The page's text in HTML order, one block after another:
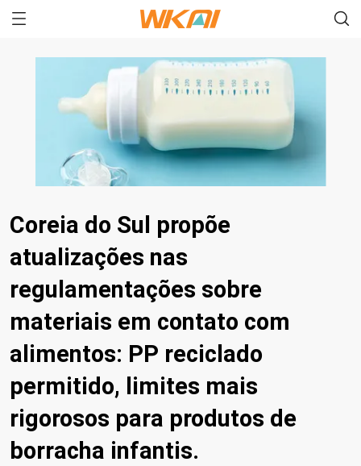
Coreia do Sul propõe
atualizações nas
regulamentações sobre
materiais em contato com
alimentos: PP reciclado
permitido, limites mais
rigorosos para produtos de
borracha infantis.